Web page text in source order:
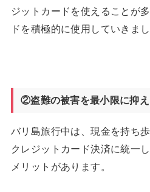
ジットカードを使えることが
ドを積極的に使用していきまし
②盗難の被害を最小限に抑え
バリ島旅行中は、現金を持ち
クレジットカード決済に統一
メリットがあります。